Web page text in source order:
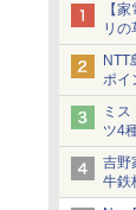
【
リ
NTT
ポイ
ミ
ツ4
吉野
牛鉄